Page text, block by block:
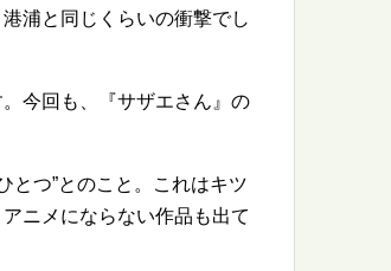
浦と同じくらいの衝撃でし
今回も、『サザエさん』の
とつ とのこと。これはキツ
ニメにならない作品も出て